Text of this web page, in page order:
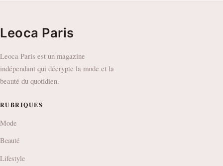
Leoca Paris
Leoca Paris est un magazine
indépendant qui décrypte la mode et la
beauté du quotidien.
RUBRIQUES
Mode
Beauté
Lifestyle